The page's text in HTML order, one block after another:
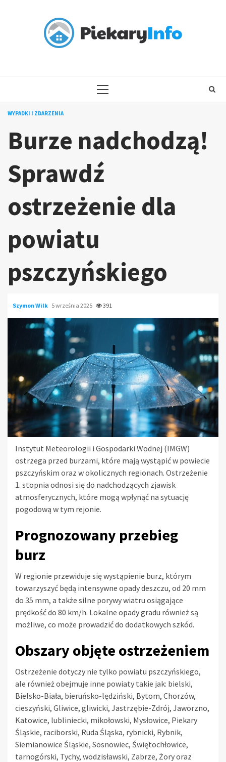
PRIMARY
WYPADKI I ZDARZENIA
Burze nadchodzą!
Sprawdź
ostrzeżenie dla
powiatu
pszczyńskiego
Szymon Wilk 5 września 2025 391
Instytut Meteorologii i Gospodarki Wodnej (IMGW)
ostrzega przed burzami, które mają wystąpić w powiecie
pszczyńskim oraz w okolicznych regionach. Ostrzeżenie
1. stopnia odnosi się do nadchodzących zjawisk
atmosferycznych, które mogą wpłynąć na sytuację
pogodową w tym rejonie.
Prognozowany przebieg
burz
W regionie przewiduje się wystąpienie burz, którym
towarzyszyć będą intensywne opady deszczu, od 20 mm
do 35 mm, a także silne porywy wiatru osiągające
prędkość do 80 km/h. Lokalne opady gradu również są
możliwe, co może prowadzić do dodatkowych szkód.
Obszary objęte ostrzeżeniem
Ostrzeżenie dotyczy nie tylko powiatu pszczyńskiego,
ale również obejmuje inne powiaty takie jak: bielski,
Bielsko-Biała, bieruńsko-lędziński, Bytom, Chorzów,
cieszyński, Gliwice, gliwicki, Jastrzębie-Zdrój, Jaworzno,
Katowice, lubliniecki, mikołowski, Mysłowice, Piekary
Śląskie, raciborski, Ruda Śląska, rybnicki, Rybnik,
Siemianowice Śląskie, Sosnowiec, Świętochłowice,
tarnogórski, Tychy, wodzisławski, Zabrze, Żory oraz